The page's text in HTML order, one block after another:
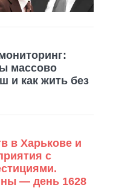
массово
и как жить без
в Харькове и
с
— день 1628